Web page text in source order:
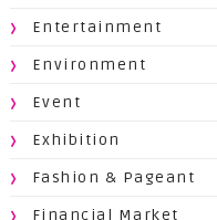
Entertainment
Environment
Event
Exhibition
Fashion & Pageant
Financial Market